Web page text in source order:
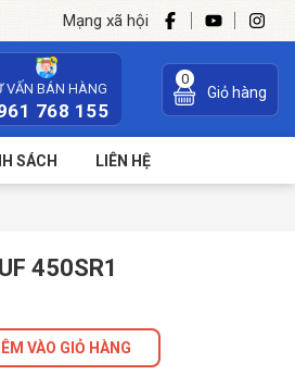
Mạng xã hội
VẤN BÁN HÀNG
768 155
0
Giỏ hàng
SÁCH LIÊN HỆ
450SR1
VÀO GIỎ HÀNG